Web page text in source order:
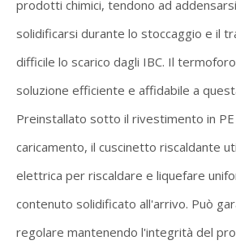
prodotti chimici, tendono ad
solidificarsi durante lo stoccaggio e il
difficile lo scarico dagli IBC. Il
soluzione efficiente e affidabile a
Preinstallato sotto il rivestimento in
caricamento, il cuscinetto riscaldante
elettrica per riscaldare e liquefare
contenuto solidificato all'arrivo. Può
regolare mantenendo l'integrità del